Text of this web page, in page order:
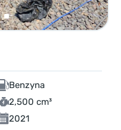
Benzyna
2,500 cm³
2021